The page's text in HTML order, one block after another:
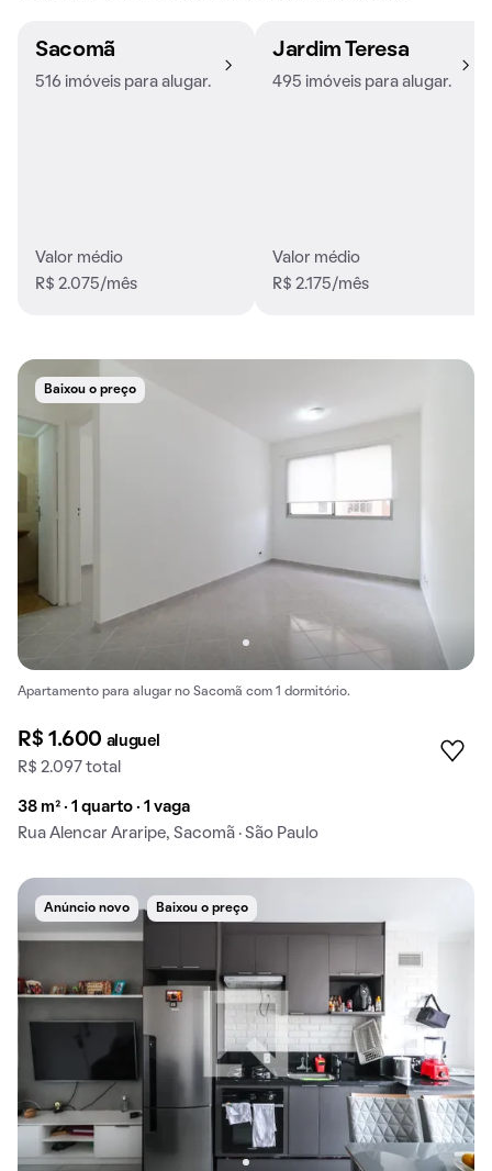
Sacomã
516 imóveis para alugar.
Valor médio
R$ 2.075/mês
Jardim Teresa
495 imóveis para alugar.
Valor médio
R$ 2.175/mês
Baixou o preço
Apartamento para alugar no Sacomã com 1 dormitório.
R$ 1.600 aluguel
R$ 2.097 total
38 m² · 1 quarto · 1 vaga
Rua Alencar Araripe, Sacomã · São Paulo
Anúncio novo Baixou o preço